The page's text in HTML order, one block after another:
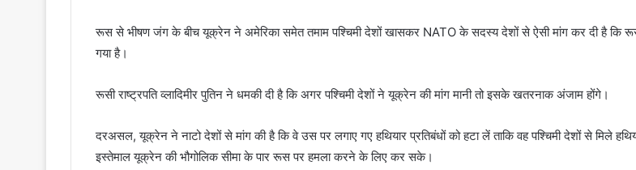
रूस से भीषण जंग के बीच यूक्रेन ने अमेरिका समेत तमाम पश्चिमी देशों खासकर NATO के सदस्य देशों से ऐसी मांग कर दी है कि
गया है।
रूसी राष्ट्रपति व्लादिमीर पुतिन ने धमकी दी है कि अगर पश्चिमी देशों ने यूक्रेन की मांग मानी तो इसके खतरनाक अंजाम होंगे।
दरअसल, यूक्रेन ने नाटो देशों से मांग की है कि वे उस पर लगाए गए हथियार प्रतिबंधों को हटा लें ताकि वह पश्चिमी देशों से मिले
इस्तेमाल यूक्रेन की भौगोलिक सीमा के पार रूस पर हमला करने के लिए कर सके।